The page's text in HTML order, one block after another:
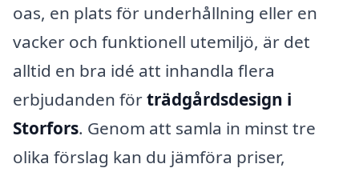
oas, en plats för underhållning eller en
vacker och funktionell utemiljö, är det
alltid en bra idé att inhandla flera
erbjudanden förträdgårdsdesign i
Storfors. Genom att samla in minst tre
olika förslag kan du jämföra priser,